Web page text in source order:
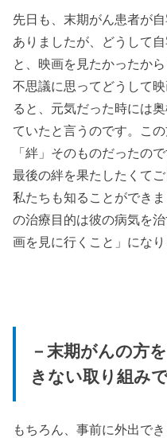
先日も、末期がん患者が
ありましたが、どうして
と、映画を見たかったから
不思議に思ってどうして
ると、元気だった時には
ていたと言うのです。こ
「絆」そのものだったので
最後の絆を果たしたくて
私たちも知ることができ
の治療目的は彼の病気を
画を見に行くこと」になり
－末期がんの方
きない取り組みで
もちろん、事前に外出で